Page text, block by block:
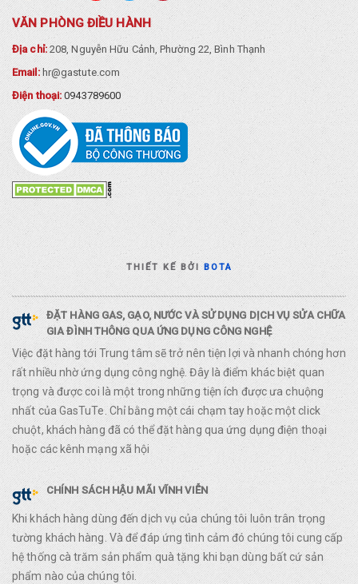
VĂN PHÒNG ĐIỀU HÀNH
Địa chỉ:208, Nguyễn Hữu Cảnh, Phường 22, Bình Thạnh
Email: hr@gastute.com
Điện thoại:0943789600
THIẾT KẾ BỞIBOTA
ĐẶT HÀNG GAS, GẠO, NƯỚC VÀ SỬ DỤNG DỊCH VỤ SỬA CHỮA
GIA ĐÌNH THÔNG QUA ỨNG DỤNG CÔNG NGHỆ
Việc đặt hàng tới Trung tâm sẽ trở nên tiện lợi và nhanh chóng hơn
rất nhiều nhờ ứng dụng công nghệ. Đây là điểm khác biệt quan
trọng và được coi là một trong những tiện ích được ưa chuộng
nhất của GasTuTe. Chỉ bằng một cái chạm tay hoặc một click
chuột, khách hàng đã có thể đặt hàng qua ứng dụng điện thoại
hoặc các kênh mạng xã hội
CHÍNH SÁCH HẬU MÃI VĨNH VIỄN
Khi khách hàng dùng đến dịch vụ của chúng tôi luôn trân trọng
tường khách hàng. Và để đáp ứng tình cảm đó chúng tôi cung cấp
hệ thống cà trăm sản phẩm quà tặng khi bạn dùng bất cứ sản
phẩm nào của chúng tôi.